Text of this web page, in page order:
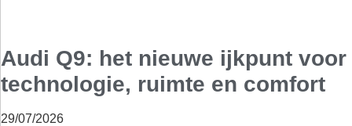
Audi Q9: het nieuwe ijkpunt voor
technologie, ruimte en comfort
29/07/2026